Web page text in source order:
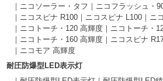
ニコソーラー・タフ
ニコフラッシュ・
ニコスピナ R100
ニコスピナ L100
ニ
ニコトーチ・120 高輝度
ニコトーチ・
ニコトーチ・160 高輝度
ニコスピナ
ニコモア 高輝度
耐圧防爆型LED表示灯